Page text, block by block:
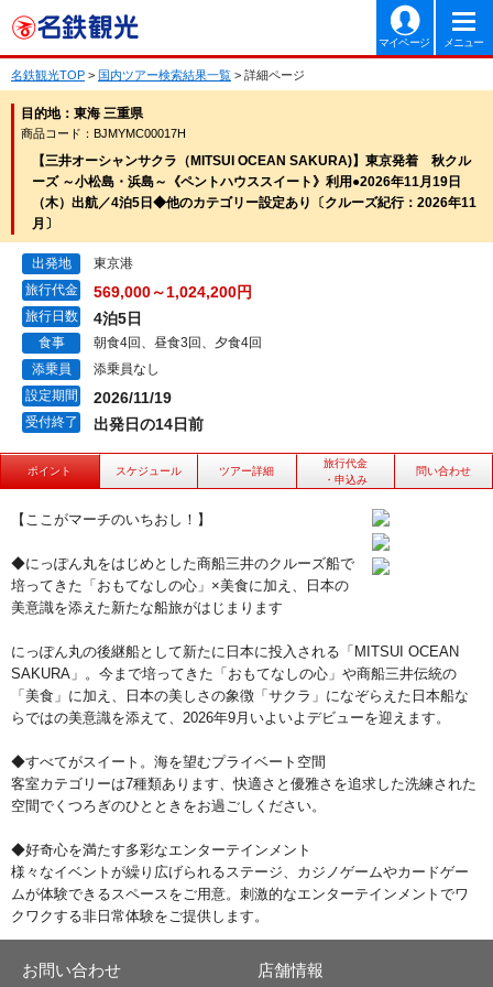
マイページ メニュー
名鉄観光TOP > 国内ツアー検索結果一覧 > 詳細ページ
目的地：東海 三重県
商品コード：BJMYMC00017H
【三井オーシャンサクラ（MITSUI OCEAN SAKURA)】東京発着 秋クル
ーズ ～小松島・浜島～《ペントハウススイート》利用●2026年11月19日
（木）出航／4泊5日◆他のカテゴリー設定あり〔クルーズ紀行：2026年11
月〕
出発地
東京港
旅行代金
569,000～1,024,200円
旅行日数 4泊5日
食事
朝食4回、昼食3回、夕食4回
添乗員
添乗員なし
設定期間
2026/11/19
受付終了 出発日の14日前
ポイント スケジュール ツアー詳細
旅行代金
・申込み
問い合わせ
【ここがマーチのいちおし！】
◆にっぽん丸をはじめとした商船三井のクルーズ船で
培ってきた「おもてなしの心」×美食に加え、日本の
美意識を添えた新たな船旅がはじまります
にっぽん丸の後継船として新たに日本に投入される「MITSUI OCEAN
SAKURA」。今まで培ってきた「おもてなしの心」や商船三井伝統の
「美食」に加え、日本の美しさの象徴「サクラ」になぞらえた日本船な
らではの美意識を添えて、2026年9月いよいよデビューを迎えます。
◆すべてがスイート。海を望むプライベート空間
客室カテゴリーは7種類あります、快適さと優雅さを追求した洗練された
空間でくつろぎのひとときをお過ごしください。
◆好奇心を満たす多彩なエンターテインメント
様々なイベントが繰り広げられるステージ、カジノゲームやカードゲー
ムが体験できるスペースをご用意。刺激的なエンターテインメントでワ
クワクする非日常体験をご提供します。
お問い合わせ 店舗情報